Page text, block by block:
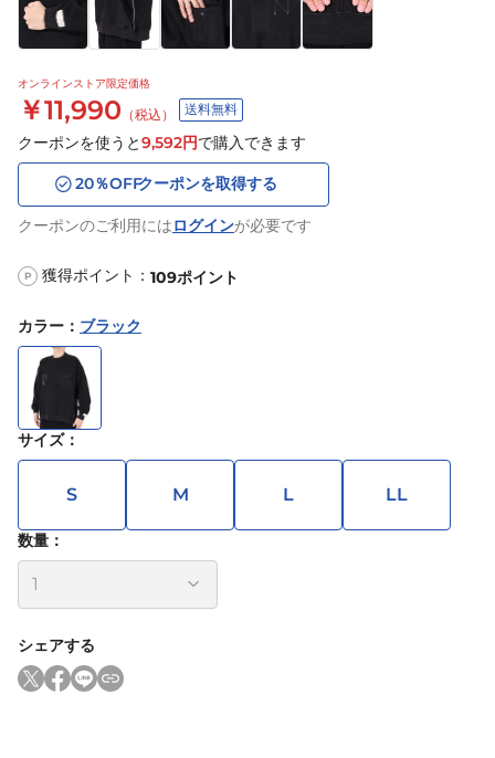
オンラインストア限定価格
￥11,990 （税込） 送料無料
クーポンを使うと9,592円で購入できます
20％OFFクーポンを取得する
クーポンのご利用にはログインが必要です
P 獲得ポイント： 109ポイント
カラー ： ブラック
サイズ：
S M L LL
数量：
シェアする